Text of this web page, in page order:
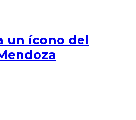
un ícono del